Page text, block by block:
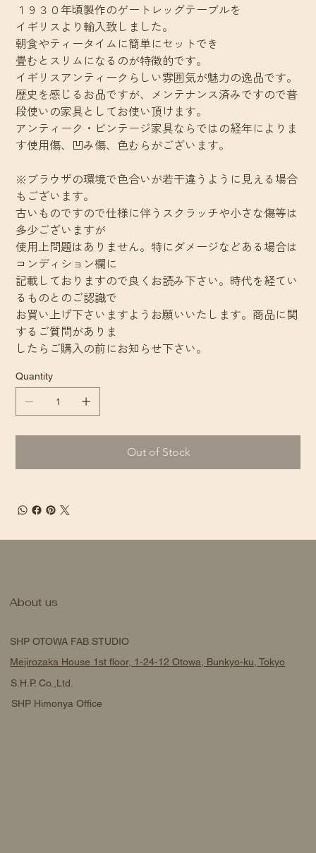
１９３０年頃製作のゲートレッグテーブルを
イギリスより輸入致しました。
朝食やティータイムに簡単にセットでき
畳むとスリムになるのが特徴的です。
イギリスアンティークらしい雰囲気が魅力の逸品です。
歴史を感じるお品ですが、メンテナンス済みですので普
段使いの家具としてお使い頂けます。
アンティーク・ビンテージ家具ならではの経年によりま
す使用傷、凹み傷、色むらがございます。
※ブラウザの環境で色合いが若干違うように見える場合
もございます。
古いものですので仕様に伴うスクラッチや小さな傷等は
多少ございますが
使用上問題はありません。特にダメージなどある場合は
コンディション欄に
記載しておりますので良くお読み下さい。時代を経てい
るものとのご認識で
お買い上げ下さいますようお願いいたします。商品に関
するご質問がありま
したらご購入の前にお知らせ下さい。
Quantity
Out of Stock
SHP OTOWA FAB STUDIO
Mejirozaka House 1st floor, 1-24-12 Otowa, Bunkyo-ku, Tokyo
S.H.P. Co.,Ltd.
SHP Himonya Office
About us